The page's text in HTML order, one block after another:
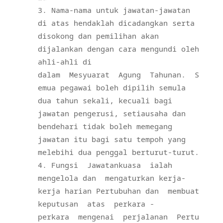
Nama-nama untuk jawatan-jawatan
di atas hendaklah dicadangkan serta
disokong dan pemilihan akan
dijalankan dengan cara mengundi oleh
ahli-ahli di
dalam
Mesyuarat Agung Tahunan.
S
emua pegawai boleh dipilih semula
dua tahun sekali, kecuali bagi
jawatan pengerusi, setiausaha dan
bendehari tidak boleh memegang
jawatan itu bagi satu tempoh yang
melebihi dua penggal berturut-turut.
Fungsi
Jawatankuasa
ialah
mengelola dan
mengaturkan kerja-
kerja harian Pertubuhan dan
membuat
keputusan
atas
perkara -
perkara
mengenai perjalanan Pertu